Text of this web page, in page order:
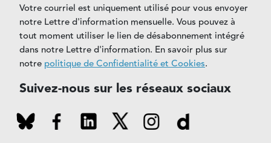
Votre courriel est uniquement utilisé pour vous envoyer
notre Lettre d'information mensuelle. Vous pouvez à
tout moment utiliser le lien de désabonnement intégré
dans notre Lettre d'information. En savoir plus sur
notre politique de Confidentialité et Cookies.
Suivez-nous sur les réseaux sociaux